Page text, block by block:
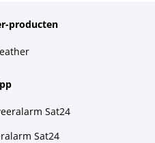
producten
Sat24
Sat24